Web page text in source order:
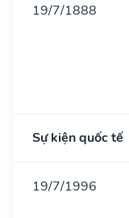
19/7/1888
Sự kiện quốc tế
19/7/1996